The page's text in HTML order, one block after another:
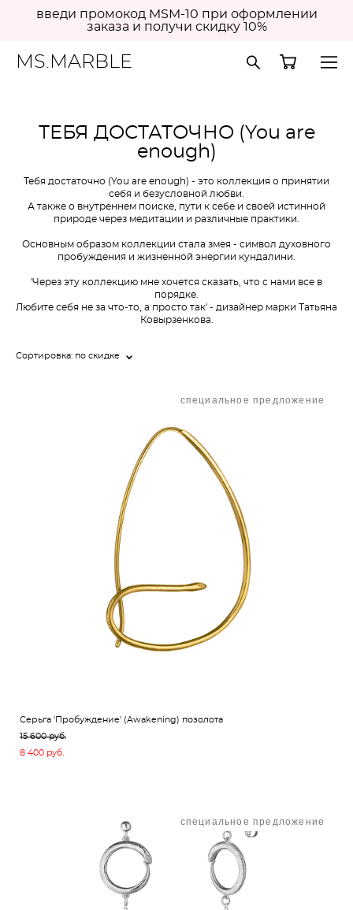
введи промокод MSM-10 при оформлении
заказа и получи скидку 10%
MS.MARBLE
ТЕБЯ ДОСТАТОЧНО (You are
enough)
Тебя достаточно (You are enough) - это коллекция о принятии
себя и безусловной любви.
А также о внутреннем поиске, пути к себе и своей истинной
природе через медитации и различные практики.
Основным образом коллекции стала змея - символ духовного
пробуждения и жизненной энергии кундалини.
'Через эту коллекцию мне хочется сказать, что с нами все в
порядке.
Любите себя не за что-то, а просто так' - дизайнер марки Татьяна
Ковырзенкова.
Сортировка: по скидке
специальное предложение
Серьга 'Пробуждение' (Awakening) позолота
15 600 pуб.
8 400 pуб.
специальное предложение